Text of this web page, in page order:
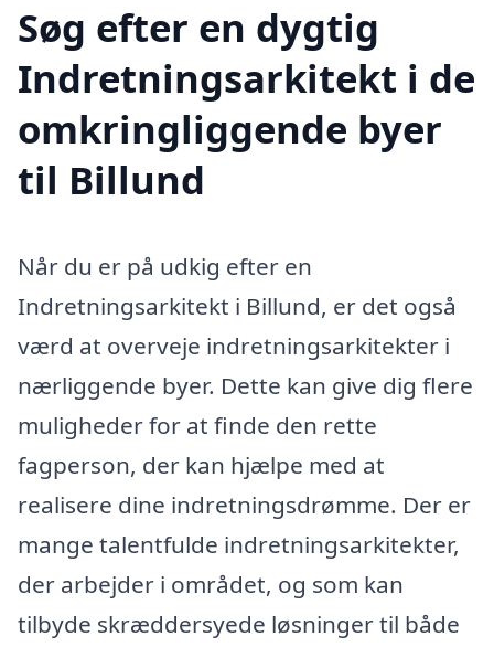
Søg efter en dygtig
Indretningsarkitekt i de
omkringliggende byer
til Billund
Når du er på udkig efter en
Indretningsarkitekt i Billund, er det også
værd at overveje indretningsarkitekter i
nærliggende byer. Dette kan give dig flere
muligheder for at finde den rette
fagperson, der kan hjælpe med at
realisere dine indretningsdrømme. Der er
mange talentfulde indretningsarkitekter,
der arbejder i området, og som kan
tilbyde skræddersyede løsninger til både